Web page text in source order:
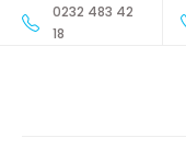
0232 483 42
18